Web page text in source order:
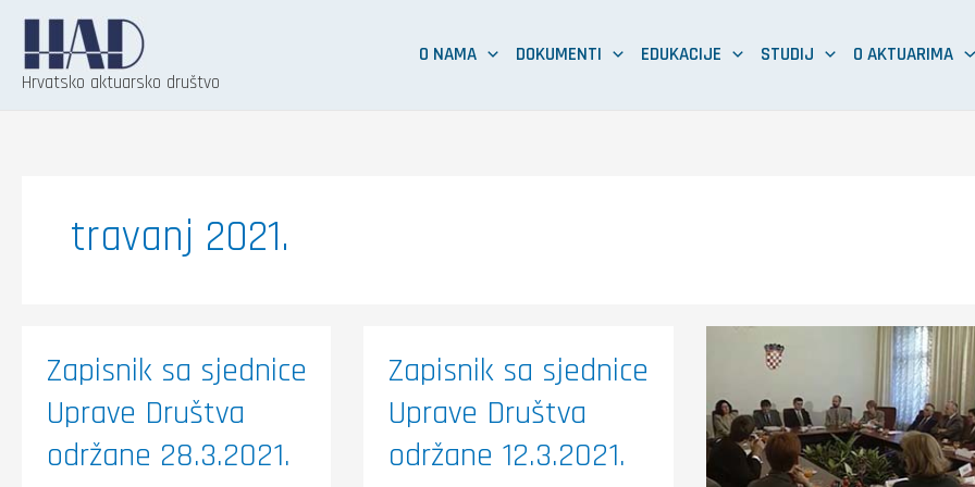
content
Hrvatsko aktuarsko društvo
O NAMA DOKUMENTI EDUKACIJE STUDIJ O AKTUARIMA
travanj 2021.
Zapisnik sa sjednice
Uprave Društva
održane 28.3.2021.
Zapisnik
sa
Uprave
Društva
održane
28.3.2021.
Zapisnik sa sjednice
Uprave Društva
održane 12.3.2021.
Zapisnik
sa
Uprave
Društva
održane
12.3.2021.
25
godina
postojanja
a